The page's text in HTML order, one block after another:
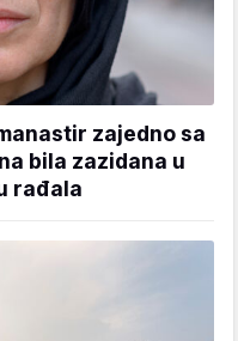
zajedno sa
bila zazidana u
rađala